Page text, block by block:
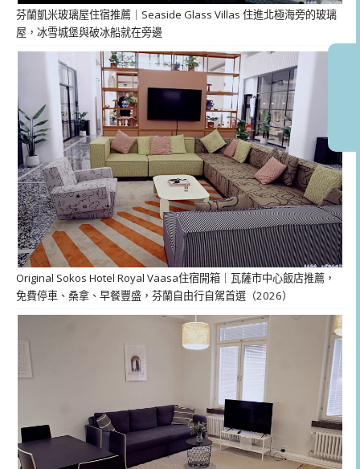
芬蘭凱米玻璃屋住宿推薦｜Seaside Glass Villas 住進北極海旁的玻璃
屋，冰雪城堡與破冰船就在旁邊
Original Sokos Hotel Royal Vaasa住宿開箱｜瓦薩市中心飯店推薦，
免費停車、桑拿、早餐豐盛，芬蘭自由行自駕首選（2026）